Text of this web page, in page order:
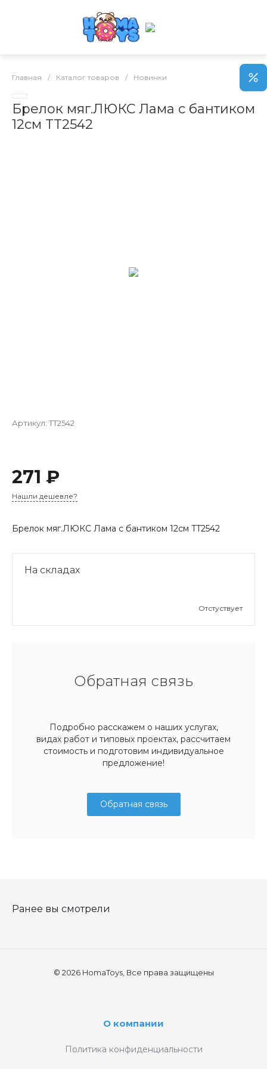
Главная / Каталог товаров / Новинки
Брелок мяг.ЛЮКС Лама с бантиком
12см TT2542
Артикул: TT2542
271 ₽
Нашли дешевле?
Брелок мяг.ЛЮКС Лама с бантиком 12см TT2542
На складах
Отстуствует
Обратная связь
Подробно расскажем о наших услугах,
видах работ и типовых проектах, рассчитаем
стоимость и подготовим индивидуальное
предложение!
Обратная связь
Ранее вы смотрели
© 2026 HomaToys, Все права защищены
О компании
Политика конфиденциальности